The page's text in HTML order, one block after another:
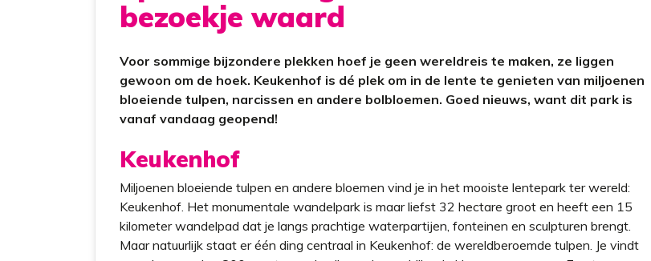
bezoekje waard
Voor sommige bijzondere plekken hoef je geen wereldreis te maken, ze liggen
gewoon om de hoek. Keukenhof is dé plek om in de lente te genieten van miljoenen
bloeiende tulpen, narcissen en andere bolbloemen. Goed nieuws, want dit park is
vanaf vandaag geopend!
Keukenhof
Miljoenen bloeiende tulpen en andere bloemen vind je in het mooiste lentepark ter wereld:
Keukenhof. Het monumentale wandelpark is maar liefst 32 hectare groot en heeft een 15
kilometer wandelpad dat je langs prachtige waterpartijen, fonteinen en sculpturen brengt.
Maar natuurlijk staat er één ding centraal in Keukenhof: de wereldberoemde tulpen. Je vindt